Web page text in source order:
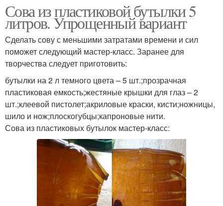
Сова из пластиковой бутылки 5
литров. Упрощенный вариант
Сделать сову с меньшими затратами времени и сил
поможет следующий мастер-класс. Заранее для
творчества следует приготовить:
бутылки на 2 л темного цвета – 5 шт.;прозрачная
пластиковая емкость;жестяные крышки для глаз – 2
шт.;клеевой пистолет;акриловые краски, кисти;ножницы,
шило и нож;плоскогубцы;капроновые нити.
Сова из пластиковых бутылок мастер-класс: